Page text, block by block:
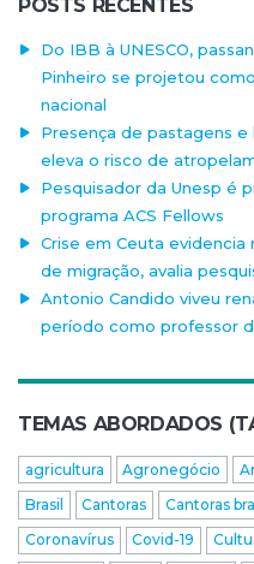
POSTS RECENTES
Do IBB à UNESCO,
Pinheiro se projetou
nacional
Presença de pastagens
eleva o risco de
Pesquisador da Unesp é
programa ACS Fellows
Crise em Ceuta
de migração, avalia
Antonio Candido viveu
período como professor
TEMAS ABORDADOS
agricultura Agronegócio
Brasil
Cantoras Cantoras
Coronavírus
Covid-19